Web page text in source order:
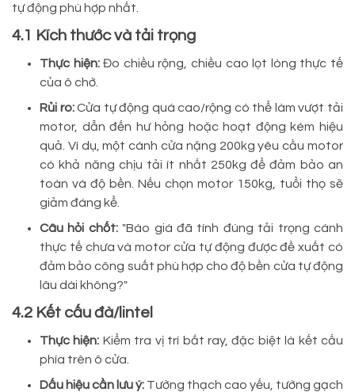
tự động phù hợp nhất.
4.1 Kích thước và tải trọng
Thực hiện:Đo chiều rộng, chiều cao lọt lòng thực tế
của ô chờ.
Rủi ro:Cửa tự động quá cao/rộng có thể làm vượt tải
motor, dẫn đến hư hỏng hoặc hoạt động kém hiệu
quả. Ví dụ, một cánh cửa nặng 200kg yêu cầu motor
có khả năng chịu tải ít nhất 250kg để đảm bảo an
toàn và độ bền. Nếu chọn motor 150kg, tuổi thọ sẽ
giảm đáng kể.
Câu hỏi chốt:"Báo giá đã tính đúng tải trọng cánh
thực tế chưa và motor cửa tự động được đề xuất có
đảm bảo công suất phù hợp cho độ bền cửa tự động
lâu dài không?"
4.2 Kết cấu đà/lintel
Thực hiện: Kiểm tra vị trí bắt ray, đặc biệt là kết cấu
phía trên ô cửa.
Dấu hiệu cần lưu ý: Tường thạch cao yếu, tường gạch